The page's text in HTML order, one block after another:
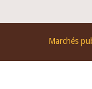
Footer
menu
Marchés